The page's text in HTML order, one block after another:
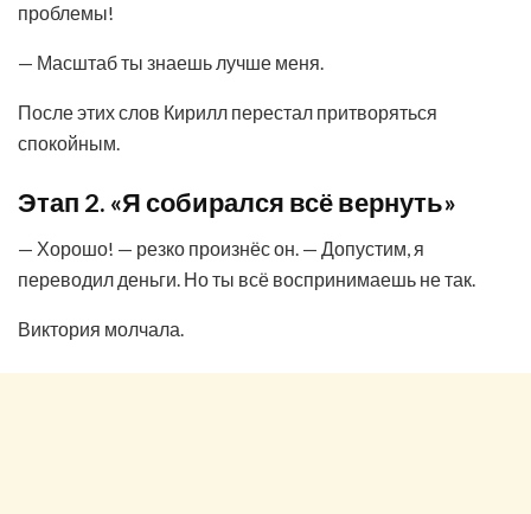
проблемы!
— Масштаб ты знаешь лучше меня.
После этих слов Кирилл перестал притворяться
спокойным.
Этап 2. «Я собирался всё вернуть»
— Хорошо! — резко произнёс он. — Допустим, я
переводил деньги. Но ты всё воспринимаешь не так.
Виктория молчала.